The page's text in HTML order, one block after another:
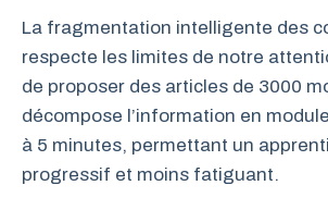
La fragmentation intelligente des
respecte les limites de notre
de proposer des articles de 3000
décompose l’information en
à 5 minutes, permettant un
progressif et moins fatiguant.